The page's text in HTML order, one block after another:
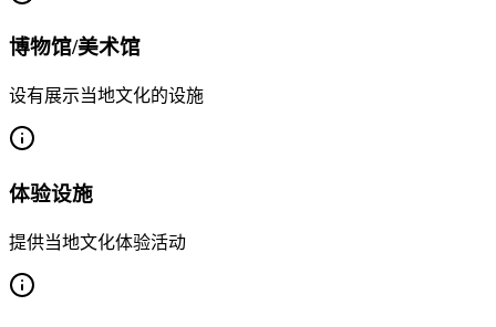
博物馆/美术馆
设有展示当地文化的设施
体验设施
提供当地文化体验活动